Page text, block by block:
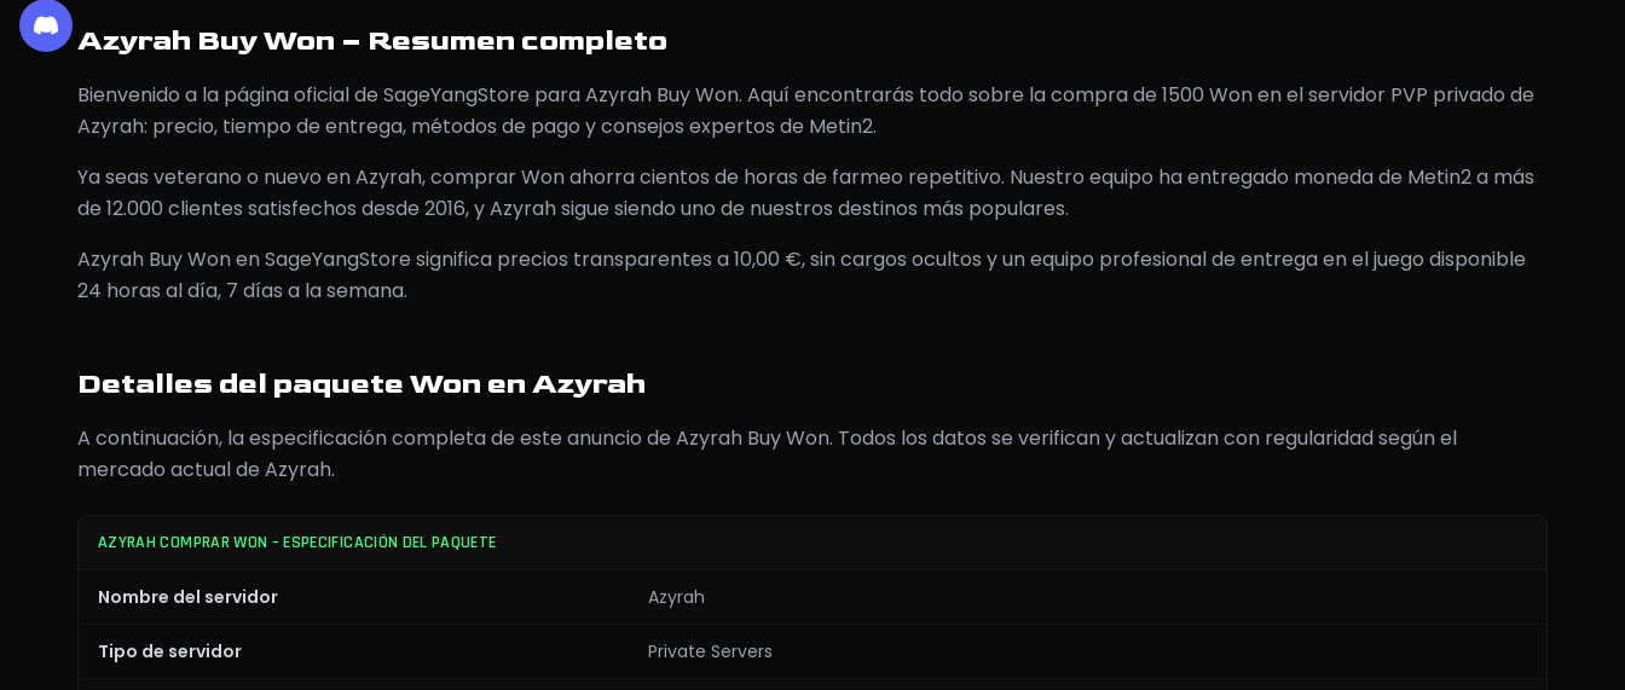
Azyrah Buy Won – Resumen completo
Bienvenido a la página oficial de SageYangStore para Azyrah Buy Won. Aquí encontrarás todo sobre la compra de 1500 Won en el servidor PVP privado de
Azyrah: precio, tiempo de entrega, métodos de pago y consejos expertos de Metin2.
Ya seas veterano o nuevo en Azyrah, comprar Won ahorra cientos de horas de farmeo repetitivo. Nuestro equipo ha entregado moneda de Metin2 a más
de 12.000 clientes satisfechos desde 2016, y Azyrah sigue siendo uno de nuestros destinos más populares.
Azyrah Buy Won en SageYangStore significa precios transparentes a 10,00 €, sin cargos ocultos y un equipo profesional de entrega en el juego disponible
24 horas al día, 7 días a la semana.
Detalles del paquete Won en Azyrah
A continuación, la especificación completa de este anuncio de Azyrah Buy Won. Todos los datos se verifican y actualizan con regularidad según el
mercado actual de Azyrah.
AZYRAH COMPRAR WON – ESPECIFICACIÓN DEL PAQUETE
Nombre del servidor Azyrah
Tipo de servidor Private Servers